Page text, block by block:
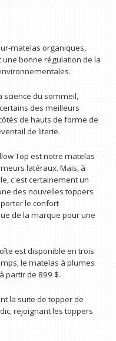
matelas organiques,
bonne régulation de la
science du sommeil,
des meilleurs
de hauts de forme de
de literie.
Top est notre matelas
latéraux. Mais, à
c'est certainement un
des nouvelles toppers
le confort
de la marque pour une
est disponible en trois
le matelas à plumes
partir de 899 $.
la suite de topper de
rejoignant les toppers